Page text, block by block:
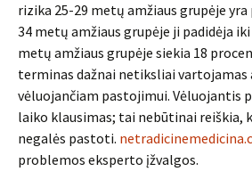
rizika 25-29 metų amžiaus grupėje
34 metų amžiaus grupėje ji padidėja
metų amžiaus grupėje siekia 18
terminas dažnai netiksliai
vėluojančiam pastojimui. Vėluojantis
laiko klausimas; tai nebūtinai reiškia,
negalės pastoti.
problemos eksperto įžvalgos.